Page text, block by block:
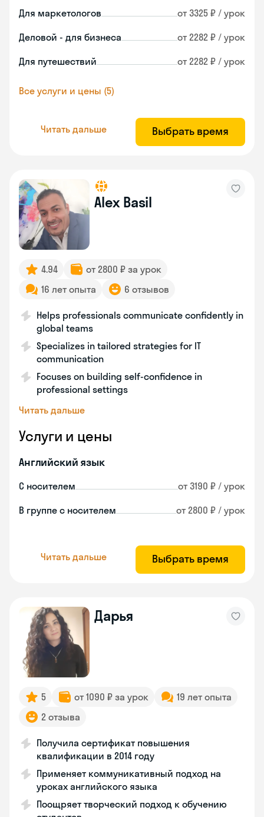
Для маркетологов от 3325 ₽ / урок
Деловой - для бизнеса от 2282 ₽ / урок
Для путешествий от 2282 ₽ / урок
Все услуги и цены (5)
Читать дальше Выбрать время
Alex Basil
4.94
от 2800 ₽ за урок
16 лет опыта
6 отзывов
Helps professionals communicate confidently in
global teams
Specializes in tailored strategies for IT
communication
Focuses on building self-confidence in
professional settings
Читать дальше
Услуги и цены
Английский язык
С носителем от 3190 ₽ / урок
В группе с носителем от 2800 ₽ / урок
Читать дальше Выбрать время
Дарья
5 от 1090 ₽ за урок
19 лет опыта
2 отзыва
Получила сертификат повышения
квалификации в 2014 году
Применяет коммуникативный подход на
уроках английского языка
Поощряет творческий подход к обучению